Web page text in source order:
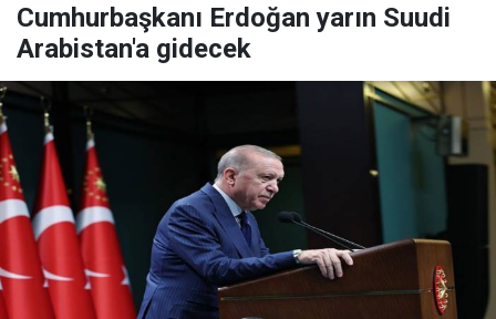
Cumhurbaşkanı Erdoğan yarın Suudi
Arabistan'a gidecek